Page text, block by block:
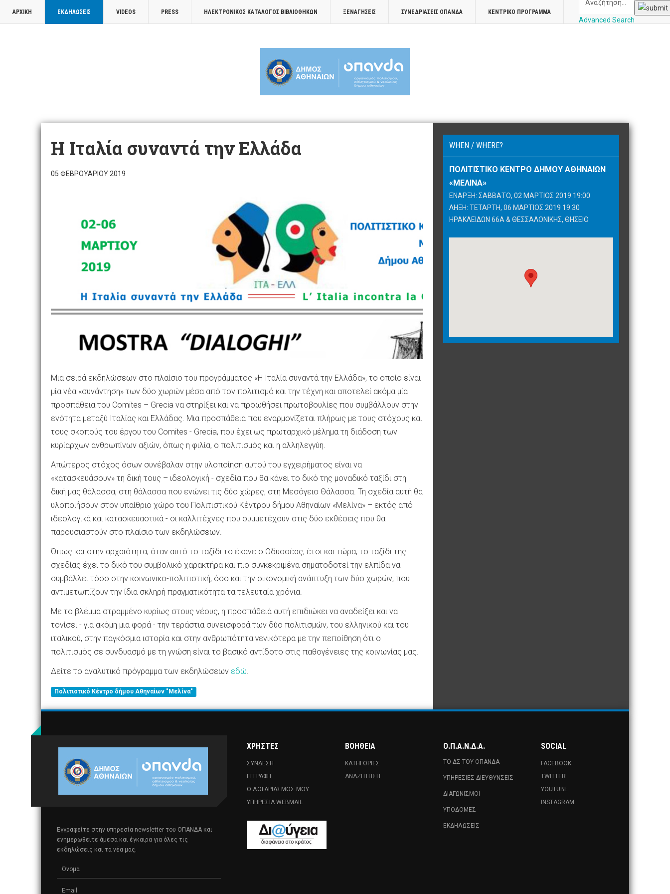
ΑΡΧΙΚΉ ΕΚΔΗΛΏΣΕΙΣ VIDEOS PRESS ΗΛΕΚΤΡΟΝΙΚΟΣ ΚΑΤΑΛΟΓΟΣ ΒΙΒΛΙΟΘΗΚΩΝ ΞΕΝΑΓΉΣΕΙΣ ΣΥΝΕΔΡΙΆΣΕΙΣ ΟΠΑΝΔΑ ΚΕΝΤΡΙΚΌ ΠΡΌΓΡΑΜΜΑ
Advanced Search
Η Ιταλία συναντά την Ελλάδα
05 ΦΕΒΡΟΥΑΡΊΟΥ 2019
Μια σειρά εκδηλώσεων στο πλαίσιο του προγράμματος «Η Ιταλία συναντά την Ελλάδα», το οποίο είναι
μία νέα «συνάντηση» των δύο χωρών μέσα από τον πολιτισμό και την τέχνη και αποτελεί ακόμα μία
προσπάθεια του Comites – Grecia να στηρίξει και να προωθήσει πρωτοβουλίες που συμβάλλουν στην
ενότητα μεταξύ Ιταλίας και Ελλάδας. Μια προσπάθεια που εναρμονίζεται πλήρως με τους στόχους και
τους σκοπούς του έργου του Comites - Grecia, που έχει ως πρωταρχικό μέλημα τη διάδοση των
κυρίαρχων ανθρωπίνων αξιών, όπως η φιλία, ο πολιτισμός και η αλληλεγγύη.
Απώτερος στόχος όσων συνέβαλαν στην υλοποίηση αυτού του εγχειρήματος είναι να
«κατασκευάσουν» τη δική τους – ιδεολογική - σχεδία που θα κάνει το δικό της μοναδικό ταξίδι στη
δική μας θάλασσα, στη θάλασσα που ενώνει τις δύο χώρες, στη Μεσόγειο Θάλασσα. Τη σχεδία αυτή θα
υλοποιήσουν στον υπαίθριο χώρο του Πολιτιστικού Κέντρου δήμου Αθηναίων «Μελίνα» – εκτός από
ιδεολογικά και κατασκευαστικά - οι καλλιτέχνες που συμμετέχουν στις δύο εκθέσεις που θα
παρουσιαστούν στο πλαίσιο των εκδηλώσεων.
Όπως και στην αρχαιότητα, όταν αυτό το ταξίδι το έκανε ο Οδυσσέας, έτσι και τώρα, το ταξίδι της
σχεδίας έχει το δικό του συμβολικό χαρακτήρα και πιο συγκεκριμένα σηματοδοτεί την ελπίδα να
συμβάλλει τόσο στην κοινωνικο-πολιτιστική, όσο και την οικονομική ανάπτυξη των δύο χωρών, που
αντιμετωπίζουν την ίδια σκληρή πραγματικότητα τα τελευταία χρόνια.
Με το βλέμμα στραμμένο κυρίως στους νέους, η προσπάθειά αυτή επιδιώκει να αναδείξει και να
τονίσει - για ακόμη μια φορά - την τεράστια συνεισφορά των δύο πολιτισμών, του ελληνικού και του
ιταλικού, στην παγκόσμια ιστορία και στην ανθρωπότητα γενικότερα με την πεποίθηση ότι ο
πολιτισμός σε συνδυασμό με τη γνώση είναι το βασικό αντίδοτο στις παθογένειες της κοινωνίας μας.
Δείτε το αναλυτικό πρόγραμμα των εκδηλώσεων εδώ.
Πολιτιστικό Κέντρο δήμου Αθηναίων "Μελίνα"
WHEN / WHERE?
ΠΟΛΙΤΙΣΤΙΚΌ ΚΈΝΤΡΟ ΔΉΜΟΥ ΑΘΗΝΑΊΩΝ
«ΜΕΛΊΝΑ»
ΈΝΑΡΞΗ: ΣΆΒΒΑΤΟ, 02 ΜΆΡΤΙΟΣ 2019 19:00
ΛΉΞΗ: ΤΕΤΆΡΤΗ, 06 ΜΆΡΤΙΟΣ 2019 19:30
ΗΡΑΚΛΕΙΔΏΝ 66Α & ΘΕΣΣΑΛΟΝΊΚΗΣ, ΘΗΣΕΊΟ
Εγγραφείτε στην υπηρεσία newsletter του ΟΠΑΝΔΑ και
ενημερωθείτε άμεσα και έγκαιρα για όλες τις
εκδηλώσεις και τα νέα μας.
ΧΡΉΣΤΕΣ
ΣΎΝΔΕΣΗ
ΕΓΓΡΑΦΉ
Ο ΛΟΓΑΡΙΑΣΜΌΣ ΜΟΥ
ΥΠΗΡΕΣΊΑ WEBMAIL
ΒΟΉΘΕΙΑ
ΚΑΤΗΓΟΡΊΕΣ
ΑΝΑΖΉΤΗΣΗ
Ο.Π.Α.Ν.Δ.Α.
ΤΟ ΔΣ ΤΟΥ ΟΠΑΝΔΑ
ΥΠΗΡΕΣΊΕΣ-ΔΙΕΥΘΎΝΣΕΙΣ
ΔΙΑΓΩΝΙΣΜΟΊ
ΥΠΟΔΟΜΈΣ
ΕΚΔΗΛΏΣΕΙΣ
SOCIAL
FACEBOOK
TWITTER
YOUTUBE
INSTAGRAM